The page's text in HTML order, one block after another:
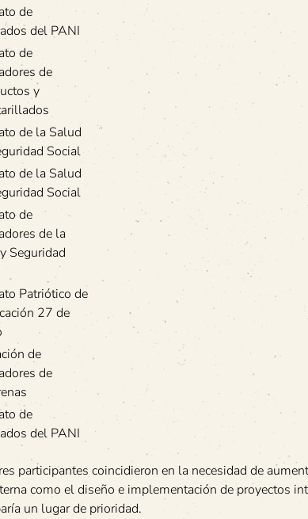
de
del PANI
de
de
y
de la Salud
Social
de la Salud
Social
de
de la
Seguridad
Patriótico de
27 de
de
de
de
del PANI
participantes coincidieron en la necesidad de
como el diseño e implementación de proyectos
un lugar de prioridad.